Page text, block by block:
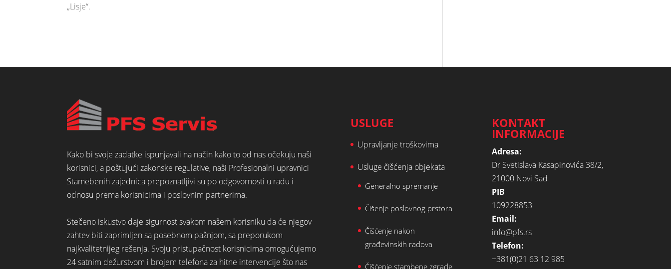
„Lisje“.
Kako bi svoje zadatke ispunjavali na način kako to od nas očekuju naši
korisnici, a poštujući zakonske regulative, naši Profesionalni upravnici
Stamebenih zajednica prepoznatljivi su po odgovornosti u radu i
odnosu prema korisnicima i poslovnim partnerima.
Stečeno iskustvo daje sigurnost svakom našem korisniku da će njegov
zahtev biti zaprimljen sa posebnom pažnjom, sa preporukom
najkvalitetnijeg rešenja. Svoju pristupačnost korisnicima omogućujemo
24 satnim dežurstvom i brojem telefona za hitne intervencije što nas
USLUGE
Upravljanje troškovima
Usluge čišćenja objekata
Generalno spremanje
Čišenje poslovnog prstora
Čišćenje nakon
građevinskih radova
Čišćenje stambene zgrade
KONTAKT
INFORMACIJE
Adresa:
Dr Svetislava Kasapinovića 38/2,
21000 Novi Sad
PIB
109228853
Email:
info@pfs.rs
Telefon:
+381(0)21 63 12 985